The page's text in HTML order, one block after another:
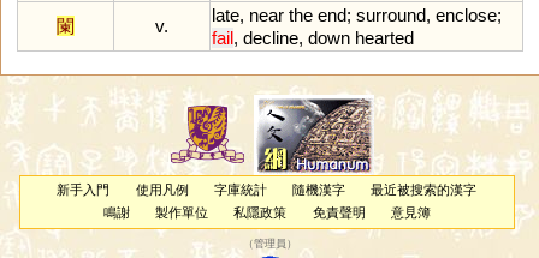
闌
v.
late, near the end; surround, enclose;
fail, decline, down hearted
新手入門 使用凡例 字庫統計 隨機漢字
最近被搜索的漢字
鳴謝
製作單位 私隱政策 免責聲明 意見簿
（管理員 ）